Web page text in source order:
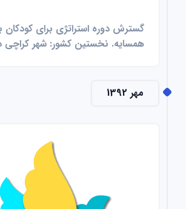
گسترش دوره استراتژی برای کودکان
همسایه. نخستین کشور: شهر کراچی
مهر 1392